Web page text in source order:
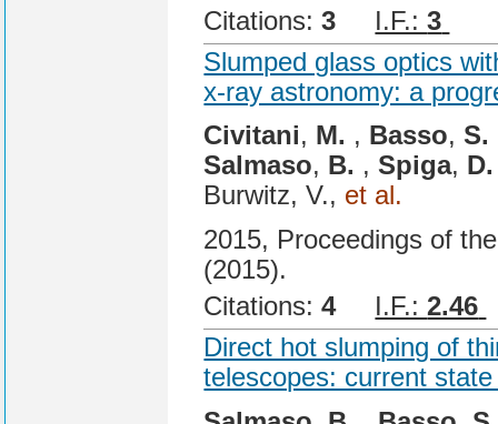
Citations: 3 I.F.:3
Slumped glass optics
x-ray astronomy: a
Civitani, M. , Basso,S.
Salmaso, B. ,Spiga, D.
Burwitz, V., et al.
2015, Proceedings of
(2015).
Citations: 4 I.F.:2.46
Direct hot slumping of
telescopes: current